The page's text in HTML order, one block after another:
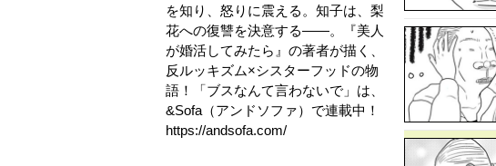
を知り、怒りに震える。知子は、梨
花への復讐を決意する――。『美人
が婚活してみたら』の著者が描く、
反ルッキズム×シスターフッドの物
語！「ブスなんて言わないで」は、
&Sofa（アンドソファ）で連載中！
https://andsofa.com/